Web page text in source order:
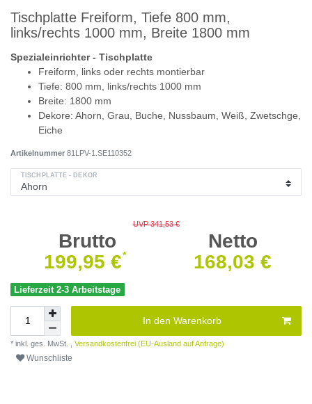
Tischplatte Freiform, Tiefe 800 mm,
links/rechts 1000 mm, Breite 1800 mm
Spezialeinrichter - Tischplatte
Freiform, links oder rechts montierbar
Tiefe: 800 mm, links/rechts 1000 mm
Breite: 1800 mm
Dekore: Ahorn, Grau, Buche, Nussbaum, Weiß, Zwetschge,
Eiche
Artikelnummer 81LPV-1.SE110352
TISCHPLATTE - DEKOR
UVP 341,53 €
Brutto
Netto
199,95 €
* 168,03 €
Lieferzeit 2-3 Arbeitstage
In den Warenkorb
* inkl. ges. MwSt. , Versandkostenfrei (EU-Ausland auf Anfrage)
Wunschliste